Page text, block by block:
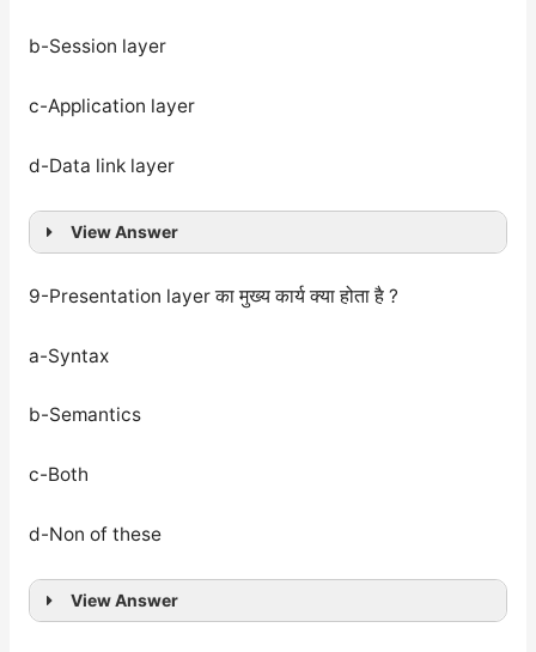
b-Session layer
c-Application layer
d-Data link layer
View Answer
9-Presentation layer का मुख्य कार्य क्या होता है ?
a-Syntax
b-Semantics
c-Both
d-Non of these
View Answer